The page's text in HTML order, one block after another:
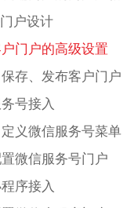
户设计
门户的高级设置
存、发布客户门户
号接入
义微信服务号菜单
微信服务号门户
序接入